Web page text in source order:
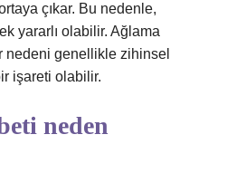
çıkar. Bu nedenle,
yararlı olabilir. Ağlama
nedeni genellikle zihinsel
işareti olabilir.
neden